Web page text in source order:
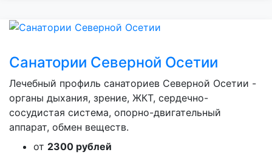
Санатории Северной Осетии
Лечебный профиль санаториев Северной Осетии -
органы дыхания, зрение, ЖКТ, сердечно-
сосудистая система, опорно-двигательный
аппарат, обмен веществ.
от 2300 рублей